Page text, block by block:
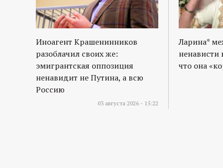
Иноагент Крашенинников
разоблачил своих же:
эмигрантская оппозиция
ненавидит не Путина, а всю
Россию
03 августа 2026 - 15:22
Ларина*
ненависти
что она